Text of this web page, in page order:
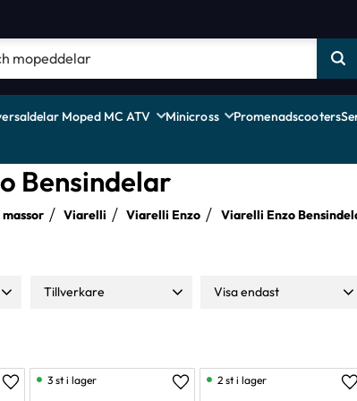
Moped MC ATV Minicross Promenadscooters
Bensindelar
Viarelli Viarelli Enzo Viarelli Enzo
Tillverkare
Visa endast
Lägg till i favoriter Lägg till i favoriter
3 st i lager 2 st i lager